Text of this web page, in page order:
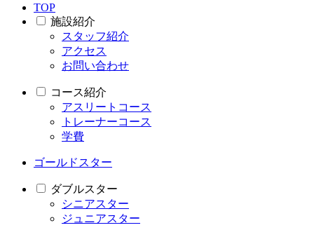
TOP
施設紹介
スタッフ紹介
アクセス
お問い合わせ
コース紹介
アスリートコース
トレーナーコース
学費
ゴールドスター
ダブルスター
シニアスター
ジュニアスター